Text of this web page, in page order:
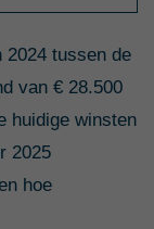
2024 tussen de
van € 28.500
huidige winsten
2025
hoe